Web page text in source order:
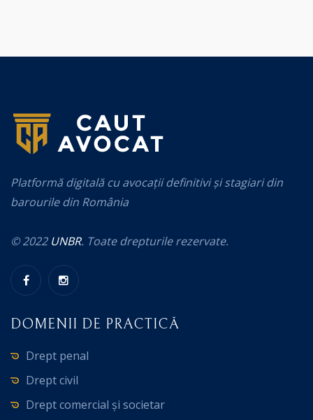
Platformă digitală cu avocații definitivi și stagiari din
barourile din România
© 2022 UNBR. Toate drepturile rezervate.
DOMENII DE PRACTICĂ
Drept penal
Drept civil
Drept comercial și societar